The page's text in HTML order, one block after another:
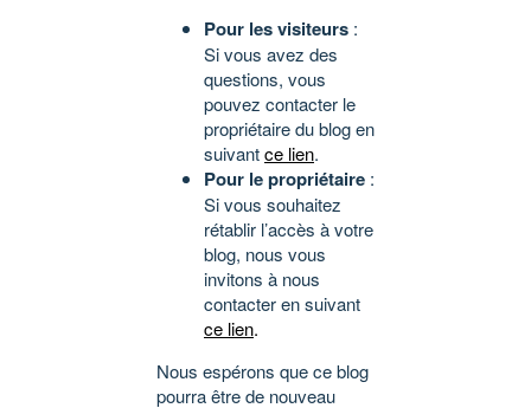
Pour les visiteurs :
Si vous avez des
questions, vous
pouvez contacter le
propriétaire du blog en
suivantce lien.
Pour le propriétaire :
Si vous souhaitez
rétablir l’accès à votre
blog, nous vous
invitons à nous
contacter en suivant
ce lien.
Nous espérons que ce blog
pourra être de nouveau